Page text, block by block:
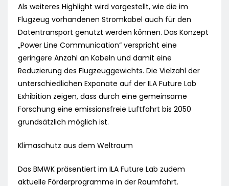
Als weiteres Highlight wird vorgestellt, wie die im
Flugzeug vorhandenen Stromkabel auch für den
Datentransport genutzt werden können. Das Konzept
„Power Line Communication“ verspricht eine
geringere Anzahl an Kabeln und damit eine
Reduzierung des Flugzeuggewichts. Die Vielzahl der
unterschiedlichen Exponate auf der ILA Future Lab
Exhibition zeigen, dass durch eine gemeinsame
Forschung eine emissionsfreie Luftfahrt bis 2050
grundsätzlich möglich ist.
Klimaschutz aus dem Weltraum
Das BMWK präsentiert im ILA Future Lab zudem
aktuelle Förderprogramme in der Raumfahrt.